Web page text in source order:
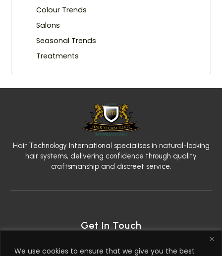
We use cookies to ensure that we give you the best
Colour Trends
Salons
Seasonal Trends
Treatments
Hair Technology International specialises in natural-looking
hair systems, delivering confidence through quality
craftsmanship and discreet service.
Get In Touch
2nd Floor, 79 West Regent Street, Glasgow G2 2AW